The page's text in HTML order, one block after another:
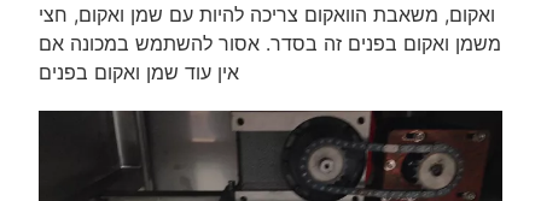
ואקום, משאבת הוואקום צריכה להיות עם שמן ואקום, חצי
משמן ואקום בפנים זה בסדר. אסור להשתמש במכונה אם
אין עוד שמן ואקום בפנים